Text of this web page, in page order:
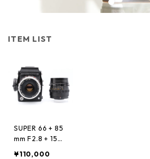
ITEM LIST
SUPER 66 + 85
mm F2.8 + 150
¥110,000